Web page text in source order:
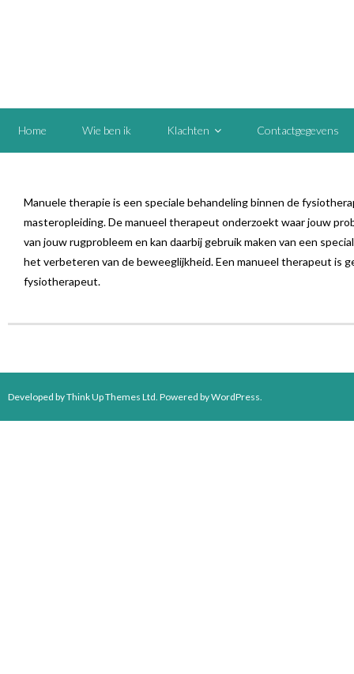
Home Wie ben ik Klachten Contactgegevens
Manuele therapie is een speciale behandeling binnen de
masteropleiding. De manueel therapeut onderzoekt waar jouw
van jouw rugprobleem en kan daarbij gebruik maken van een
het verbeteren van de beweeglijkheid. Een manueel therapeut is
fysiotherapeut.
Developed byThink Up Themes Ltd . Powered byWordPress